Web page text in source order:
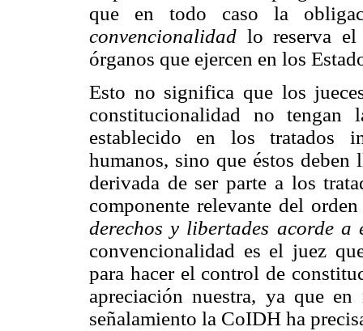
que en todo caso la
convencionalidad lo reserva el
órganos que ejercen en los
Esto no significa que los
constitucionalidad no
establecido en los tratados
humanos, sino que éstos
derivada de ser parte a los
componente relevante del
derechos y libertades acorde a
convencionalidad es el juez
para hacer el control de
apreciación nuestra, ya que
señalamiento la CoIDH ha